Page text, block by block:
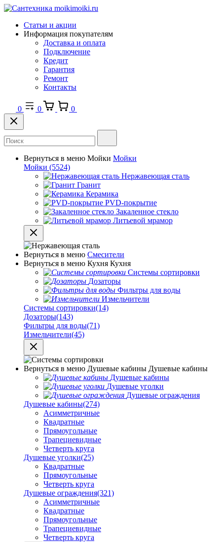
Статьи и акции
Информация покупателям
Доставка и оплата
Подключение
Кредит
Гарантия
Ремонт
Контакты
0 0 0
Вернуться в меню Мойки Мойки
Мойки (5524)
Нержавеющая сталь
Гранит
Керамика
PVD-покрытие
Закаленное стекло
Литьевой мрамор
Вернуться в меню Смесители
Вернуться в меню Кухня Кухня
Системы сортировки
Дозаторы
Фильтры для воды
Измельчители
Системы сортировки(14)
Дозаторы(143)
Фильтры для воды(71)
Измельчители(45)
Вернуться в меню Душевые кабины Душевые кабины
Душевые кабины
Душевые уголки
Душевые ограждения
Душевые кабины(274)
Асимметричные
Квадратные
Прямоугольные
Трапециевидные
Четверть круга
Душевые уголки(25)
Квадратные
Прямоугольные
Четверть круга
Душевые ограждения(321)
Асимметричные
Квадратные
Прямоугольные
Трапециевидные
Четверть круга